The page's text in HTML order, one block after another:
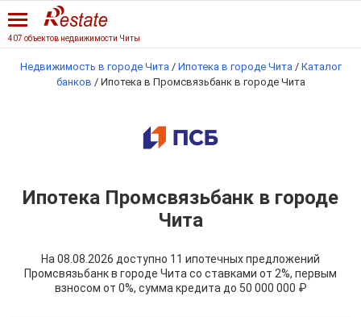
407 объектов недвижимости Читы
Недвижимость в городе Чита / Ипотека в городе Чита / Каталог
банков / Ипотека в Промсвязьбанк в городе Чита
Ипотека Промсвязьбанк в городе
Чита
На 08.08.2026 доступно 11 ипотечных предложений
Промсвязьбанк в городе Чита со ставками от 2%, первым
взносом от 0%, сумма кредита до 50 000 000 ₽